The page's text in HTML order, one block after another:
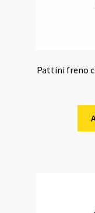
Pattini freno